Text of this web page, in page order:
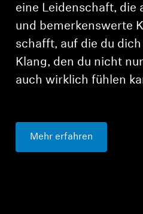
eine Leidenschaft, die
und bemerkenswerte
schafft, auf die du
Klang, den du nicht
auch wirklich fühlen
Mehr erfahren